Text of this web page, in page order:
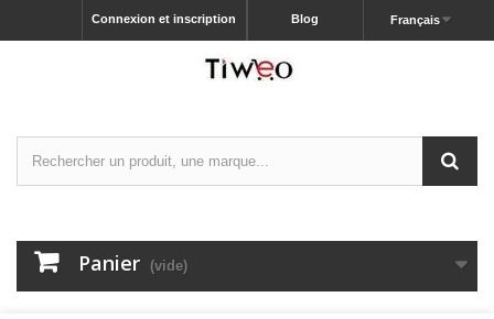
Français
Blog
Connexion et inscription
Panier (vide)